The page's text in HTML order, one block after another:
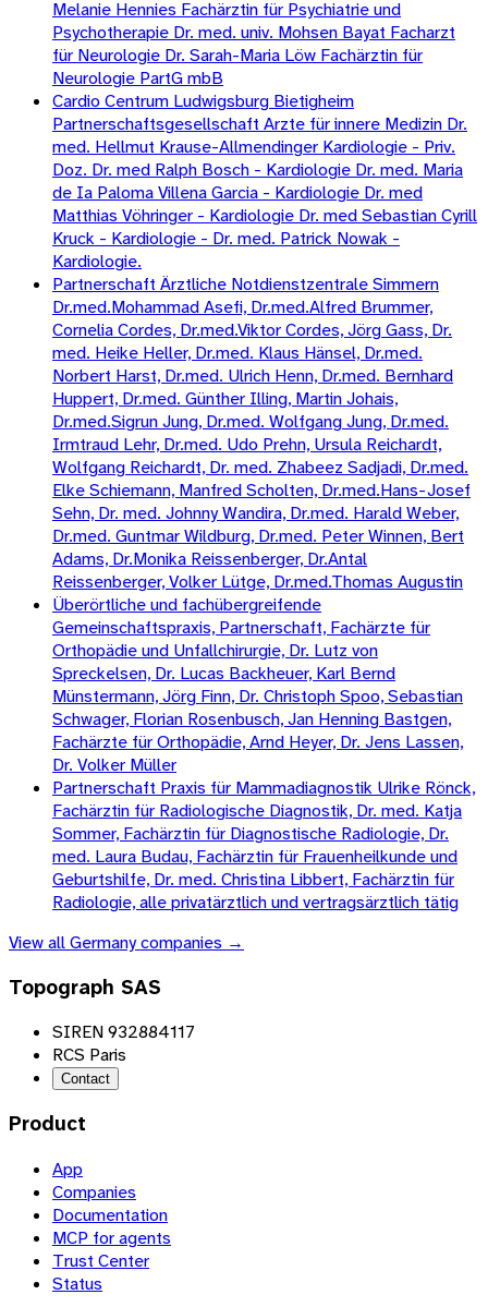
Melanie Hennies Fachärztin für Psychiatrie und
Psychotherapie Dr. med. univ. Mohsen Bayat Facharzt
für Neurologie Dr. Sarah-Maria Löw Fachärztin für
Neurologie PartG mbB
Cardio Centrum Ludwigsburg Bietigheim
Partnerschaftsgesellschaft Arzte für innere Medizin Dr.
med. Hellmut Krause-Allmendinger Kardiologie - Priv.
Doz. Dr. med Ralph Bosch - Kardiologie Dr. med. Maria
de Ia Paloma Villena Garcia - Kardiologie Dr. med
Matthias Vöhringer - Kardiologie Dr. med Sebastian Cyrill
Kruck - Kardiologie - Dr. med. Patrick Nowak -
Kardiologie.
Partnerschaft Ärztliche Notdienstzentrale Simmern
Dr.med.Mohammad Asefi, Dr.med.Alfred Brummer,
Cornelia Cordes, Dr.med.Viktor Cordes, Jörg Gass, Dr.
med. Heike Heller, Dr.med. Klaus Hänsel, Dr.med.
Norbert Harst, Dr.med. Ulrich Henn, Dr.med. Bernhard
Huppert, Dr.med. Günther Illing, Martin Johais,
Dr.med.Sigrun Jung, Dr.med. Wolfgang Jung, Dr.med.
Irmtraud Lehr, Dr.med. Udo Prehn, Ursula Reichardt,
Wolfgang Reichardt, Dr. med. Zhabeez Sadjadi, Dr.med.
Elke Schiemann, Manfred Scholten, Dr.med.Hans-Josef
Sehn, Dr. med. Johnny Wandira, Dr.med. Harald Weber,
Dr.med. Guntmar Wildburg, Dr.med. Peter Winnen, Bert
Adams, Dr.Monika Reissenberger, Dr.Antal
Reissenberger, Volker Lütge, Dr.med.Thomas Augustin
Überörtliche und fachübergreifende
Gemeinschaftspraxis, Partnerschaft, Fachärzte für
Orthopädie und Unfallchirurgie, Dr. Lutz von
Spreckelsen, Dr. Lucas Backheuer, Karl Bernd
Münstermann, Jörg Finn, Dr. Christoph Spoo, Sebastian
Schwager, Florian Rosenbusch, Jan Henning Bastgen,
Fachärzte für Orthopädie, Arnd Heyer, Dr. Jens Lassen,
Dr. Volker Müller
Partnerschaft Praxis für Mammadiagnostik Ulrike Rönck,
Fachärztin für Radiologische Diagnostik, Dr. med. Katja
Sommer, Fachärztin für Diagnostische Radiologie, Dr.
med. Laura Budau, Fachärztin für Frauenheilkunde und
Geburtshilfe, Dr. med. Christina Libbert, Fachärztin für
Radiologie, alle privatärztlich und vertragsärztlich tätig
View allGermanycompanies →
Topograph SAS
SIREN 932884117
RCS Paris
Contact
Product
App
Companies
Documentation
MCP for agents
Trust Center
Status